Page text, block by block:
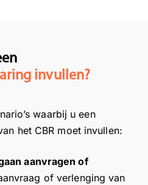
invullen?
waarbij u een
het CBR moet invullen:
aanvragen of
of verlenging van